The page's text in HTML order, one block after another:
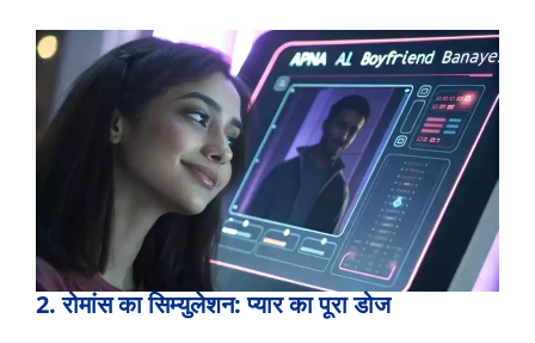
2. रोमांस का सिम्युलेशन: प्यार का पूरा डोज